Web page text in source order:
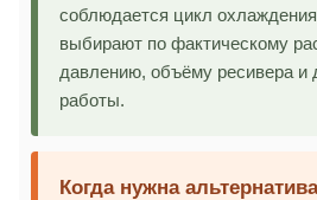
соблюдается цикл
выбирают по фактическому
давлению, объёму ресивера и
работы.
Когда нужна альтернатива